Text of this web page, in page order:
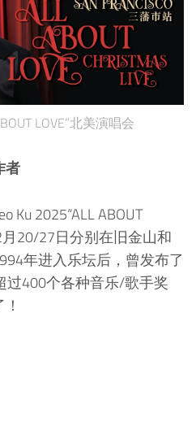
LOVE”北美演唱会
者
Ku 2025“ALL ABOUT
20/27日分别在旧金山和
年进入乐坛后，曾发布了
过400个各种音乐/歌手奖